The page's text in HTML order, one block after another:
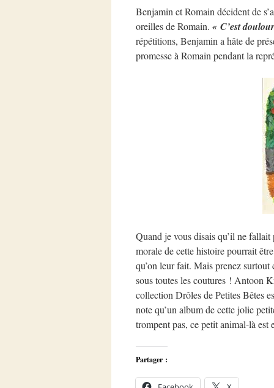
Benjamin et Romain décident de
oreilles de Romain. « C’est
répétitions, Benjamin a hâte de
promesse à Romain pendant la
Quand je vous disais qu’il ne
morale de cette histoire pourrait
qu’on leur fait. Mais prenez
sous toutes les coutures ! Antoon
collection Drôles de Petites Bêtes
note qu’un album de cette jolie
trompent pas, ce petit animal-là
Partager :